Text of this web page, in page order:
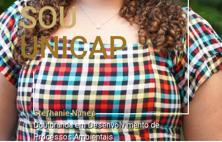
SOU
UNICAP
Stefhanie Nunes
Doutoranda em Desenvolvimento de
Processos Ambientais